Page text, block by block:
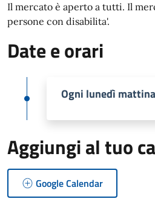
Il mercato è aperto a tutti. Il
persone con disabilita'.
Date e orari
Ogni lunedì
Aggiungi al tuo
Google Calendar